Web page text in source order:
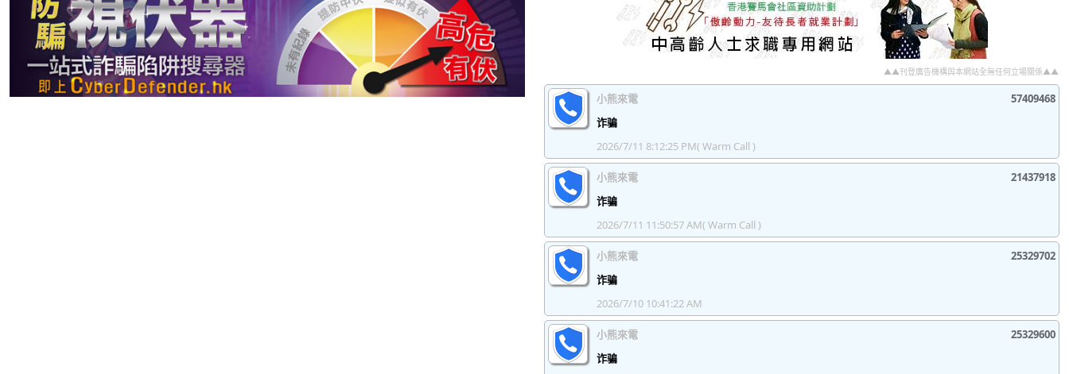
▲▲刊登廣告機構與本網站全無任何立場關係▲▲
小熊來電
57409468
诈骗
2026/7/11 8:12:25 PM( Warm Call )
小熊來電
21437918
诈骗
2026/7/11 11:50:57 AM( Warm Call )
小熊來電
25329702
诈骗
2026/7/10 10:41:22 AM
小熊來電
25329600
诈骗